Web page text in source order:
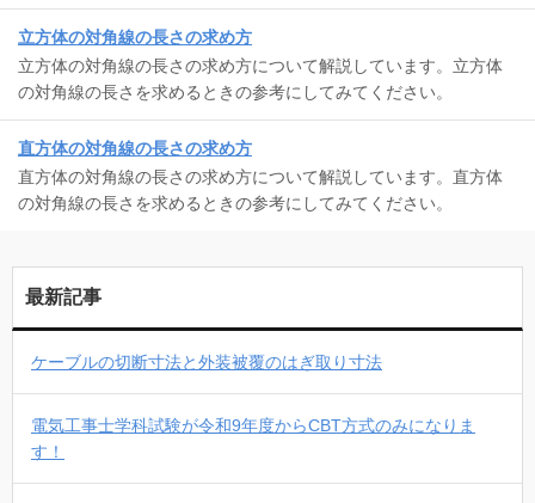
立方体の対角線の長さの求め方
立方体の対角線の長さの求め方について解説しています。立方体
の対角線の長さを求めるときの参考にしてみてください。
直方体の対角線の長さの求め方
直方体の対角線の長さの求め方について解説しています。直方体
の対角線の長さを求めるときの参考にしてみてください。
最新記事
ケーブルの切断寸法と外装被覆のはぎ取り寸法
電気工事士学科試験が令和9年度からCBT方式のみになりま
す！